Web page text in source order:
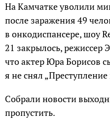
На Камчатке уволили
после заражения 49
в онкодиспансере, шоу
21 закрылось, режиссер
что актер Юра Борисов
я не снял „Преступление
Собрали новости
пропустить.